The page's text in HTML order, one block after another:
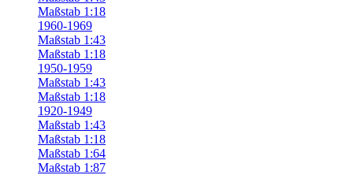
Maßstab 1:18
1960-1969
Maßstab 1:43
Maßstab 1:18
1950-1959
Maßstab 1:43
Maßstab 1:18
1920-1949
Maßstab 1:43
Maßstab 1:18
Maßstab 1:64
Maßstab 1:87